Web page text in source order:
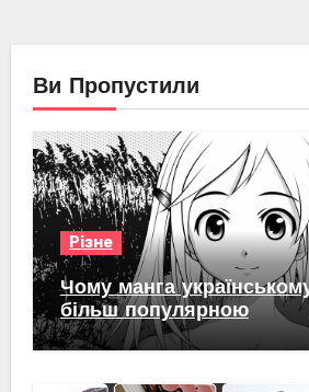
Ви Пропустили
Різне
Чому манга
більш популярною